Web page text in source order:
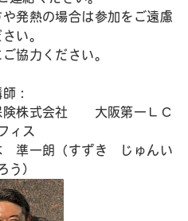
発熱の場合は参加をご遠慮
さい。
協力ください。
：
険株式会社 大阪第一ＬＣ
ィス
準一朗（すずき じゅんい
う）